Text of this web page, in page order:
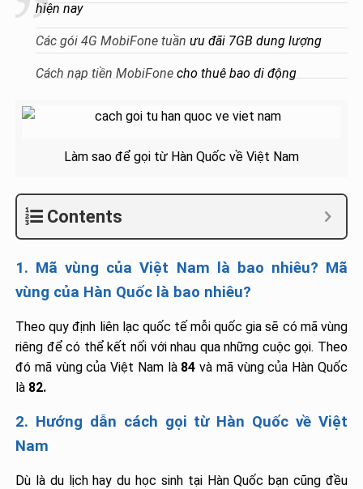
hiện nay
Các gói 4G MobiFone tuần ưu đãi 7GB dung lượng
Cách nạp tiền MobiFone cho thuê bao di động
Làm sao để gọi từ Hàn Quốc về Việt Nam
Contents
1. Mã vùng của Việt Nam là bao nhiêu? Mã
vùng của Hàn Quốc là bao nhiêu?
Theo quy định liên lạc quốc tế mỗi quốc gia sẽ có mã vùng
riêng để có thể kết nối với nhau qua những cuộc gọi. Theo
đó mã vùng của Việt Nam là 84 và mã vùng của Hàn Quốc
là 82.
2. Hướng dẫn cách gọi từ Hàn Quốc về Việt
Nam
Dù là du lịch hay du học sinh tại Hàn Quốc bạn cũng đều